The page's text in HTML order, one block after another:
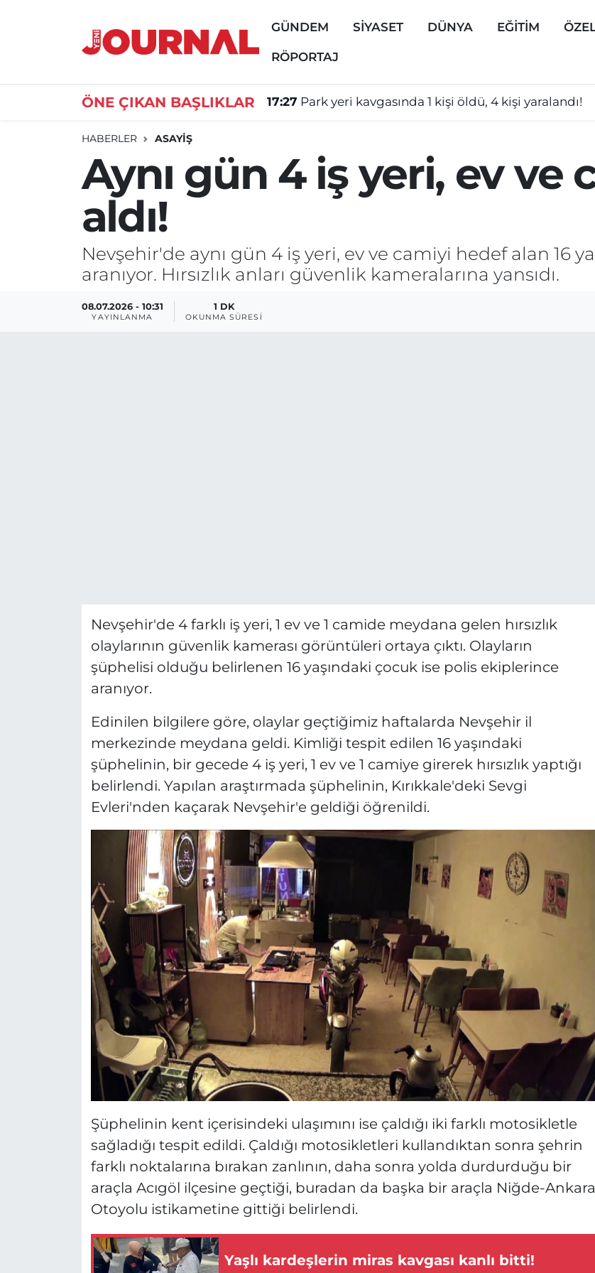
GÜNDEM SİYASET DÜNYA EĞİTİM
RÖPORTAJ
ÖNE ÇIKAN BAŞLIKLAR 17:27 Park yeri kavgasında 1 kişi öldü, 4 kişi yaralandı!
HABERLER ASAYİŞ
Aynı gün 4 iş yeri, ev ve
aldı!
Nevşehir'de aynı gün 4 iş yeri, ev ve camiyi hedef alan 16
aranıyor. Hırsızlık anları güvenlik kameralarına yansıdı.
08.07.2026 - 10:31
YAYINLANMA
1 DK
OKUNMA SÜRESI
Nevşehir'de 4 farklı iş yeri, 1 ev ve 1 camide meydana gelen hırsızlık
olaylarının güvenlik kamerası görüntüleri ortaya çıktı. Olayların
şüphelisi olduğu belirlenen 16 yaşındaki çocuk ise polis ekiplerince
aranıyor.
Edinilen bilgilere göre, olaylar geçtiğimiz haftalarda Nevşehir il
merkezinde meydana geldi. Kimliği tespit edilen 16 yaşındaki
şüphelinin, bir gecede 4 iş yeri, 1 ev ve 1 camiye girerek hırsızlık yaptığı
belirlendi. Yapılan araştırmada şüphelinin, Kırıkkale'deki Sevgi
Evleri'nden kaçarak Nevşehir'e geldiği öğrenildi.
Şüphelinin kent içerisindeki ulaşımını ise çaldığı iki farklı motosikletle
sağladığı tespit edildi. Çaldığı motosikletleri kullandıktan sonra şehrin
farklı noktalarına bırakan zanlının, daha sonra yolda durdurduğu bir
araçla Acıgöl ilçesine geçtiği, buradan da başka bir araçla Niğde-Ankara
Otoyolu istikametine gittiği belirlendi.
Yaşlı kardeşlerin miras kavgası kanlı bitti!
GÜNDEM
ÖZEL HABER
Nöbetçi Eczaneler
Süper Lig Puan Durumu ve Fikstür
Tüm Manşetler
Son Dakika Haberleri
Haber Arşivi